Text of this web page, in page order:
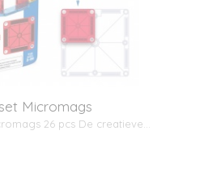
Micromags
26 pcs De creatieve…